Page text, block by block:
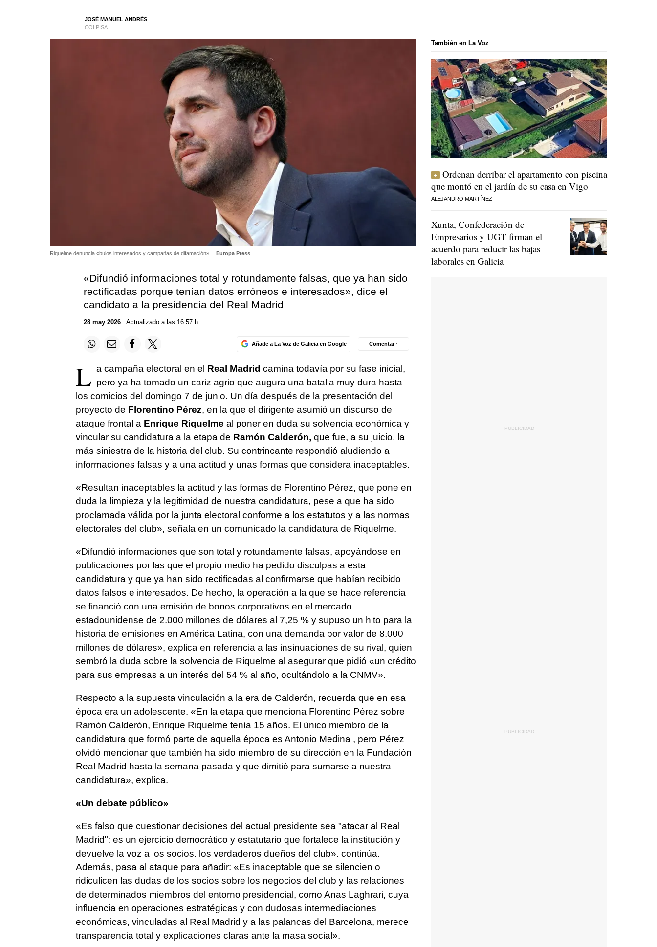
JOSÉ MANUEL ANDRÉS
COLPISA
Riquelme denuncia «bulos interesados y campañas de difamación». Europa Press
«Difundió informaciones total y rotundamente falsas, que ya han sido
rectificadas porque tenían datos erróneos e interesados», dice el
candidato a la presidencia del Real Madrid
28 may 2026. Actualizado a las 16:57 h.
Añade a La Voz de Galicia en Google Comentar ·
L a campaña electoral en el Real Madrid camina todavía por su fase inicial,
pero ya ha tomado un cariz agrio que augura una batalla muy dura hasta
los comicios del domingo 7 de junio. Un día después de la presentación del
proyecto de Florentino Pérez, en la que el dirigente asumió un discurso de
ataque frontal a Enrique Riquelme al poner en duda su solvencia económica y
vincular su candidatura a la etapa de Ramón Calderón, que fue, a su juicio, la
más siniestra de la historia del club. Su contrincante respondió aludiendo a
informaciones falsas y a una actitud y unas formas que considera inaceptables.
«Resultan inaceptables la actitud y las formas de Florentino Pérez, que pone en
duda la limpieza y la legitimidad de nuestra candidatura, pese a que ha sido
proclamada válida por la junta electoral conforme a los estatutos y a las normas
electorales del club», señala en un comunicado la candidatura de Riquelme.
«Difundió informaciones que son total y rotundamente falsas, apoyándose en
publicaciones por las que el propio medio ha pedido disculpas a esta
candidatura y que ya han sido rectificadas al confirmarse que habían recibido
datos falsos e interesados. De hecho, la operación a la que se hace referencia
se financió con una emisión de bonos corporativos en el mercado
estadounidense de 2.000 millones de dólares al 7,25 % y supuso un hito para la
historia de emisiones en América Latina, con una demanda por valor de 8.000
millones de dólares», explica en referencia a las insinuaciones de su rival, quien
sembró la duda sobre la solvencia de Riquelme al asegurar que pidió «un crédito
para sus empresas a un interés del 54 % al año, ocultándolo a la CNMV».
Respecto a la supuesta vinculación a la era de Calderón, recuerda que en esa
época era un adolescente. «En la etapa que menciona Florentino Pérez sobre
Ramón Calderón, Enrique Riquelme tenía 15 años. El único miembro de la
candidatura que formó parte de aquella época es Antonio Medina , pero Pérez
olvidó mencionar que también ha sido miembro de su dirección en la Fundación
Real Madrid hasta la semana pasada y que dimitió para sumarse a nuestra
candidatura», explica.
«Un debate público»
«Es falso que cuestionar decisiones del actual presidente sea "atacar al Real
Madrid": es un ejercicio democrático y estatutario que fortalece la institución y
devuelve la voz a los socios, los verdaderos dueños del club», continúa.
Además, pasa al ataque para añadir: «Es inaceptable que se silencien o
ridiculicen las dudas de los socios sobre los negocios del club y las relaciones
de determinados miembros del entorno presidencial, como Anas Laghrari, cuya
influencia en operaciones estratégicas y con dudosas intermediaciones
económicas, vinculadas al Real Madrid y a las palancas del Barcelona, merece
transparencia total y explicaciones claras ante la masa social».
También en La Voz
Ordenan derribar el apartamento con piscina
que montó en el jardín de su casa en Vigo
ALEJANDRO MARTÍNEZ
Xunta, Confederación de
Empresarios y UGT firman el
acuerdo para reducir las bajas
laborales en Galicia